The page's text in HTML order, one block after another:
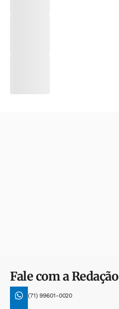
Fale com a Redação
(71) 99601-0020